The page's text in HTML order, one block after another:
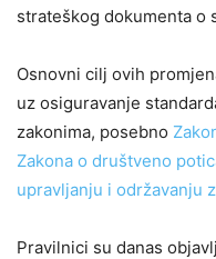
strateškog dokumenta o
Osnovni cilj ovih
uz osiguravanje
zakonima, posebno
Zakona o društveno
upravljanju i održavanju
Pravilnici su danas